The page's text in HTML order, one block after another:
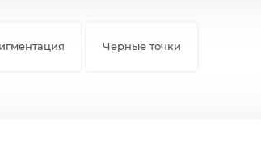
Черные точки